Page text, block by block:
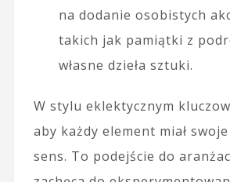
na dodanie osobistych
takich jak pamiątki z
własne dzieła sztuki.
W stylu eklektycznym
aby każdy element miał
sens. To podejście do